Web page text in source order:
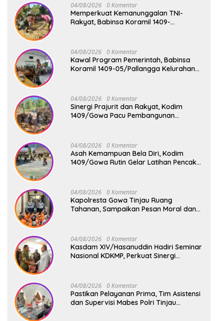
04/08/2026 0 Komentar
Memperkuat Kemanunggalan TNI-
Rakyat, Babinsa Koramil 1409-
04/08/2026 0 Komentar
Kawal Program Pemerintah, Babinsa
Koramil 1409-05/Pallangga Kelurahan
04/08/2026 0 Komentar
Sinergi Prajurit dan Rakyat, Kodim
1409/Gowa Pacu Pembangunan
04/08/2026 0 Komentar
Asah Kemampuan Bela Diri, Kodim
1409/Gowa Rutin Gelar Latihan Pencak
04/08/2026 0 Komentar
Kapolresta Gowa Tinjau Ruang
Tahanan, Sampaikan Pesan Moral dan
04/08/2026 0 Komentar
Kasdam XIV/Hasanuddin Hadiri Seminar
Nasional KDKMP, Perkuat Sinergi
04/08/2026 0 Komentar
Pastikan Pelayanan Prima, Tim Asistensi
dan Supervisi Mabes Polri Tinjau